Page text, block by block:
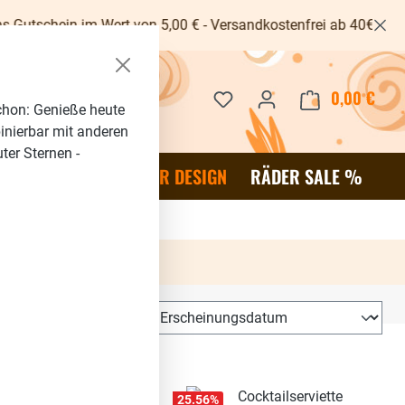
von 5,00 € - Versandkostenfrei ab 40€ -
Du hast 0 Produkte auf dem
0,00 €
RÄDER DESIGN RÄDER SALE %
25.56%
Genieße heute
mit anderen
Sternen -